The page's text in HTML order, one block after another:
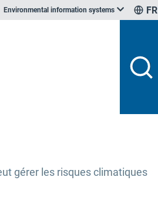
Environmental information systems FR
gérer les risques climatiques